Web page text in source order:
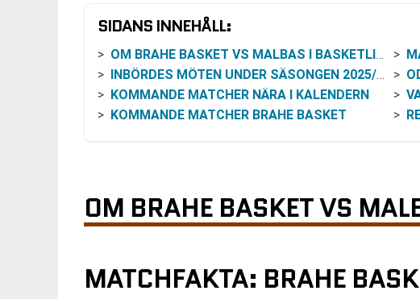
SIDANS INNEHÅLL:
OM BRAHE BASKET VS MALBAS I BASKETLIGAN DAMER
INBÖRDES MÖTEN UNDER SÄSONGEN 2025/26
KOMMANDE MATCHER NÄRA I KALENDERN
KOMMANDE MATCHER BRAHE BASKET
OM BRAHE BASKET VS
MATCHFAKTA: BRAHE